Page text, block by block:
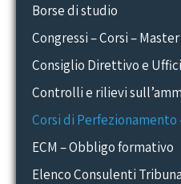
Borse di studio
Congressi – Corsi – Master
Consiglio Direttivo e Uffici
Controlli e rilievi
Corsi di Perfezionamento
ECM – Obbligo formativo
Elenco Consulenti